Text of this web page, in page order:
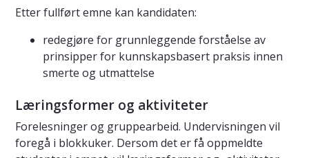
Etter fullført emne kan kandidaten:
redegjøre for grunnleggende forståelse av
prinsipper for kunnskapsbasert praksis innen
smerte og utmattelse
Læringsformer og aktiviteter
Forelesninger og gruppearbeid. Undervisningen vil
foregå i blokkuker. Dersom det er få oppmeldte